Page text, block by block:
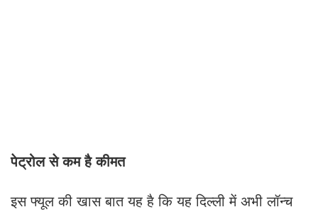
पेट्रोल से कम है कीमत
इस फ्यूल की खास बात यह है कि यह दिल्ली में अभी लॉन्च